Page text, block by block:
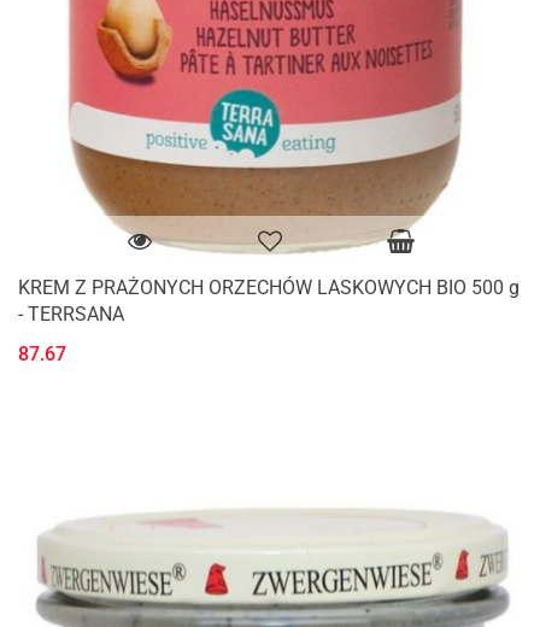
KREM Z PRAŻONYCH ORZECHÓW LASKOWYCH BIO 500 g
- TERRSANA
87.67